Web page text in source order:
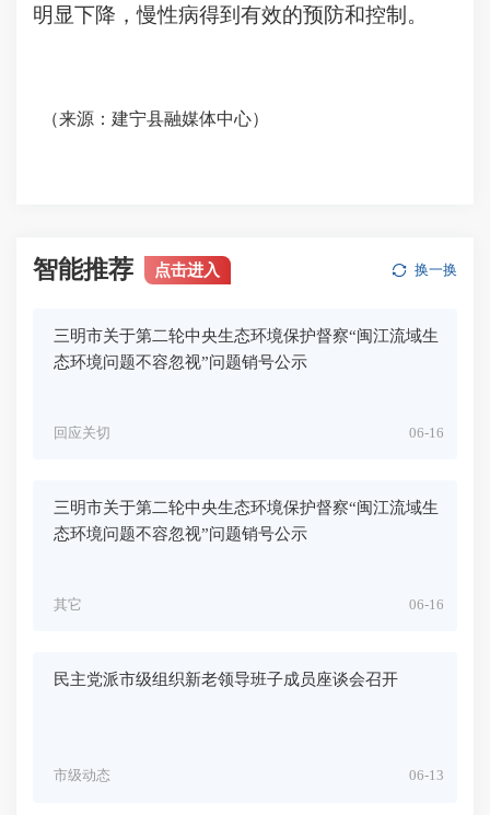
明显下降，慢性病得到有效的预防和控制。
（来源：建宁县融媒体中心）
智能推荐 点击进入 换一换
三明市关于第二轮中央生态环境保护督察“闽江流域生
态环境问题不容忽视”问题销号公示
06-16
回应关切
三明市关于第二轮中央生态环境保护督察“闽江流域生
态环境问题不容忽视”问题销号公示
06-16
其它
民主党派市级组织新老领导班子成员座谈会召开
06-13
市级动态